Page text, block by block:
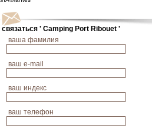
связаться ' Camping Port Ribouet '
ваша фамилия
ваш е-mail
ваш индекс
ваш телефон